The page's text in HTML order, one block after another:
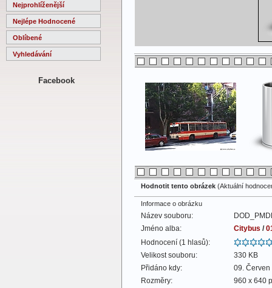
Nejprohlíženější
Nejlépe Hodnocené
Oblíbené
Vyhledávání
Facebook
Hodnotit tento obrázek (Aktuální
Informace o obrázku
Název souboru:
Jméno alba:
Citybus /
Hodnocení (1 hlasů):
Velikost souboru:
330 KB
Přidáno kdy:
09. Červen
Rozměry:
960 x 640